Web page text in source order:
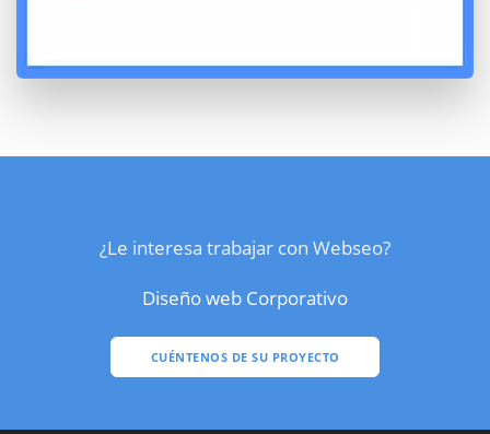
¿Le interesa trabajar con Webseo?
Diseño web Corporativo
CUÉNTENOS DE SU PROYECTO